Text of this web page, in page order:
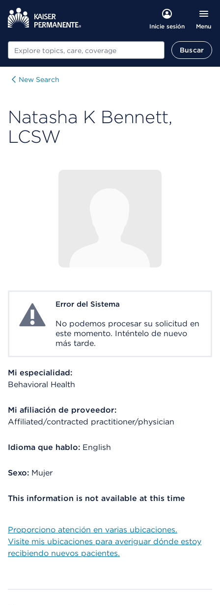
Inicie sesión Menu
Buscar Buscar
New Search
Natasha K Bennett,
LCSW
System ErrorError del Sistema
No podemos procesar su solicitud en
este momento. Inténtelo de nuevo
más tarde.
Mi especialidad:
Behavioral Health
Mi afiliación de proveedor:
Affiliated/contracted practitioner/physician
Idioma que hablo: English
Sexo: Mujer
This information is not available at this time
Proporciono atención en varias ubicaciones.
Visite mis ubicaciones para averiguar dónde estoy
recibiendo nuevos pacientes.